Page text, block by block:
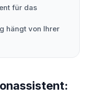
für das
hängt von Ihrer